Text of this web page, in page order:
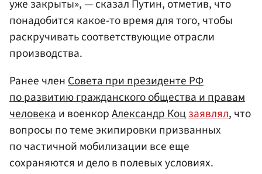
уже закрыты», — сказал Путин, отметив, что
понадобится какое-то время для того, чтобы
раскручивать соответствующие отрасли
производства.
Ранее членСовета при президенте РФ
по развитию гражданского общества и правам
человекаи военкорАлександр Коцзаявлял, что
вопросы по теме экипировки призванных
по частичной мобилизации все еще
сохраняются и дело в полевых условиях.